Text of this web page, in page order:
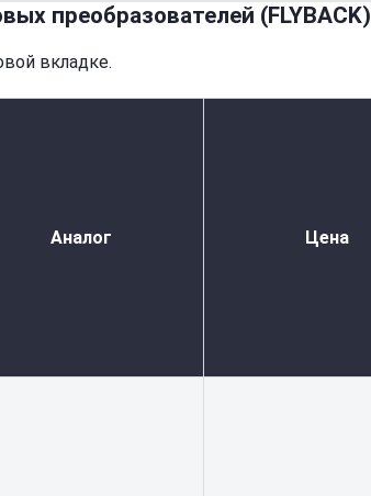
преобразователей (FLYBACK)
вкладке.
Аналог Цена